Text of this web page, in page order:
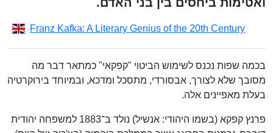
Franz Kafka: A Literary Genius of the 20th Century
בכמה שפות נכנס לשימוש הביטוי "קפקאי" כמתאר דבר מה
מסובך שלא לצורך, אבסורדי, מתסכל ומדכא, ובמיוחד בירוקרטיה
בעלת מאפיינים אלה.
פרנץ קפקא (בשמו היהודי: אנשיל) נולד ב־1883 למשפחה יהודית